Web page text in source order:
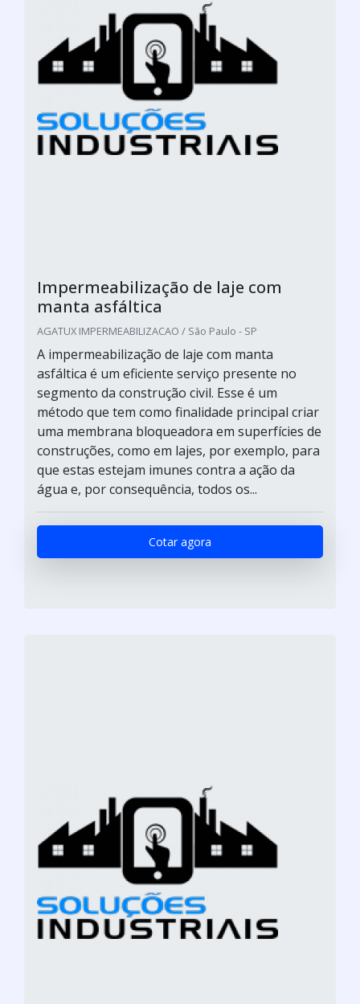
Impermeabilização de laje com
manta asfáltica
AGATUX IMPERMEABILIZACAO / São Paulo - SP
A impermeabilização de laje com manta
asfáltica é um eficiente serviço presente no
segmento da construção civil. Esse é um
método que tem como finalidade principal criar
uma membrana bloqueadora em superfícies de
construções, como em lajes, por exemplo, para
que estas estejam imunes contra a ação da
água e, por consequência, todos os...
Cotar agora